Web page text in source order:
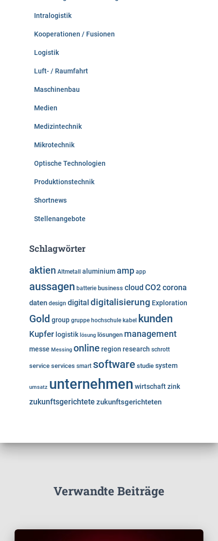
Intralogistik
Kooperationen / Fusionen
Logistik
Luft- / Raumfahrt
Maschinenbau
Medien
Medizintechnik
Mikrotechnik
Optische Technologien
Produktionstechnik
Shortnews
Stellenangebote
Schlagwörter
aktien Altmetall aluminiumamp app
aussagen batterie business cloud CO2 corona
daten design digital digitalisierung Exploration
Gold group gruppe hochschule kabel kunden
Kupfer logistik lösung lösungen management
messe Messing online region research schrott
service services smart software studie system
umsatz unternehmen wirtschaftzink
zukunftsgerichtete zukunftsgerichteten
Verwandte Beiträge